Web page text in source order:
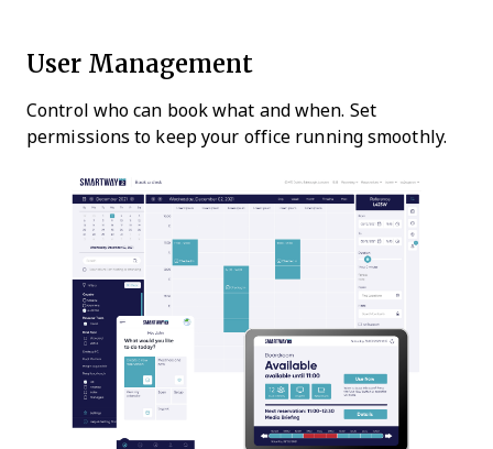
User Management
Control who can book what and when. Set
permissions to keep your office running smoothly.